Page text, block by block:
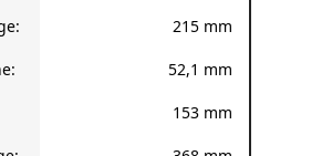
Kochmesser
215 mm
52,1 mm